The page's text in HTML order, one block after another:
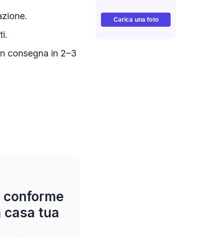
consegna in 2–3
conforme
casa tua
Carica una foto